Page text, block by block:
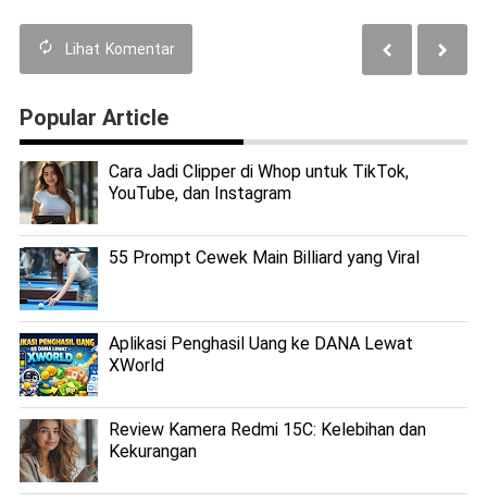
Lihat Komentar
Popular Article
Cara Jadi Clipper di Whop untuk TikTok,
YouTube, dan Instagram
55 Prompt Cewek Main Billiard yang Viral
Aplikasi Penghasil Uang ke DANA Lewat
XWorld
Review Kamera Redmi 15C: Kelebihan dan
Kekurangan